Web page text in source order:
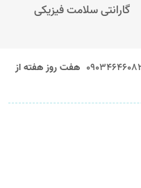
گارانتی سلامت فیزیکی
هفت روز هفته از